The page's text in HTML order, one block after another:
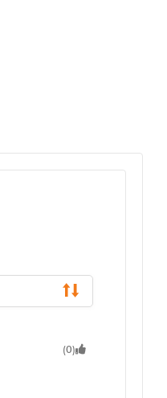
(0)